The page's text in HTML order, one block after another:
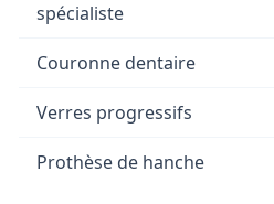
spécialiste
Couronne dentaire
Verres progressifs
Prothèse de hanche